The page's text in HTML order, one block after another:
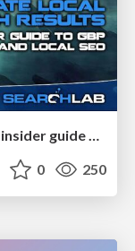
Dominate Local Search Results - an insider guide to GBP, reviews, and Local SEO
0 250